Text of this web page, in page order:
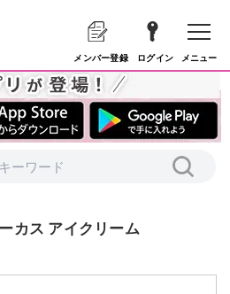
メンバー登録 ログイン メニュー
カス アイクリーム